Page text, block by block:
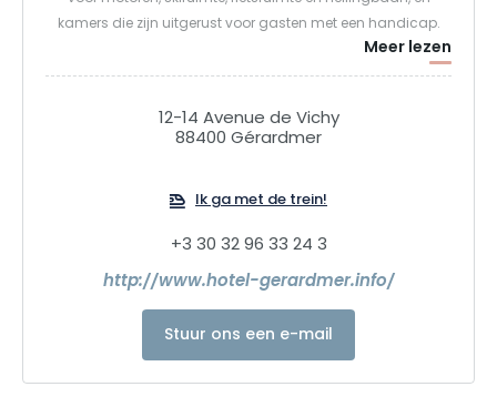
kamers die zijn uitgerust voor gasten met een handicap.
Sinds enkele jaren richt het hotel zich op wilde dieren, in
samenwerking met enkele grote namen in de
samen te brengen, emotie op te wekken en respect te
Meer lezen
12-14 Avenue de Vichy
88400 Gérardmer
Ik ga met de trein!
+3 30 32 96 33 24 3
http://www.hotel-gerardmer.info/
Stuur ons een e-mail